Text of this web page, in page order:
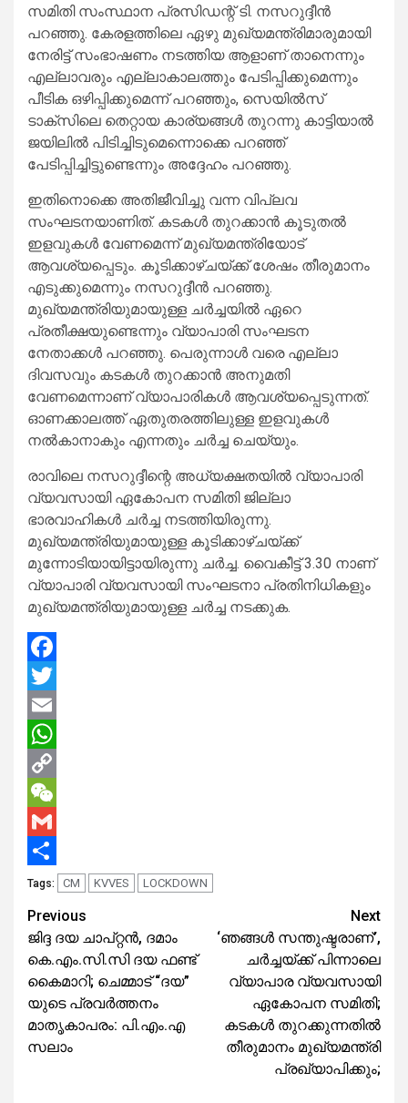
സമിതി സംസ്ഥാന പ്രസിഡന്റ് ടി. നസറുദ്ദീന്‍
പറഞ്ഞു. കേരളത്തിലെ ഏഴു മുഖ്യമന്ത്രിമാരുമായി
നേരിട്ട് സംഭാഷണം നടത്തിയ ആളാണ് താനെന്നും
എല്ലാവരും എല്ലാകാലത്തും പേടിപ്പിക്കുമെന്നും
പീടിക ഒഴിപ്പിക്കുമെന്ന് പറഞ്ഞും, സെയില്‍സ്
ടാക്സിലെ തെറ്റായ കാര്യങ്ങള്‍ തുറന്നു കാട്ടിയാല്‍
ജയിലില്‍ പിടിച്ചിടുമെന്നൊക്കെ പറഞ്ഞ്
പേടിപ്പിച്ചിട്ടുണ്ടെന്നും അദ്ദേഹം പറഞ്ഞു.
ഇതിനൊക്കെ അതിജീവിച്ചു വന്ന വിപ്ലവ
സംഘടനയാണിത്. കടകള്‍ തുറക്കാന്‍ കൂടുതല്‍
ഇളവുകള്‍ വേണമെന്ന് മുഖ്യമന്ത്രിയോട്
ആവശ്യപ്പെടും. കൂടിക്കാഴ്ചയ്ക്ക് ശേഷം തീരുമാനം
എടുക്കുമെന്നും നസറുദ്ദീന്‍ പറഞ്ഞു.
മുഖ്യമന്ത്രിയുമായുള്ള ചര്‍ച്ചയില്‍ ഏറെ
പ്രതീക്ഷയുണ്ടെന്നും വ്യാപാരി സംഘടന
നേതാക്കള്‍ പറഞ്ഞു. പെരുന്നാള്‍ വരെ എല്ലാ
ദിവസവും കടകള്‍ തുറക്കാന്‍ അനുമതി
വേണമെന്നാണ് വ്യാപാരികള്‍ ആവശ്യപ്പെടുന്നത്.
ഓണക്കാലത്ത് ഏതുതരത്തിലുള്ള ഇളവുകള്‍
നല്‍കാനാകും എന്നതും ചര്‍ച്ച ചെയ്യും.
രാവിലെ നസറുദ്ദീന്റെ അധ്യക്ഷതയില്‍ വ്യാപാരി
വ്യവസായി ഏകോപന സമിതി ജില്ലാ
ഭാരവാഹികള്‍ ചര്‍ച്ച നടത്തിയിരുന്നു.
മുഖ്യമന്ത്രിയുമായുള്ള കൂടിക്കാഴ്ചയ്ക്ക്
മുന്നോടിയായിട്ടായിരുന്നു ചര്‍ച്ച. വൈകീട്ട് 3.30 നാണ്
വ്യാപാരി വ്യവസായി സംഘടനാ പ്രതിനിധികളും
മുഖ്യമന്ത്രിയുമായുള്ള ചര്‍ച്ച നടക്കുക.
Facebook
Twitter
Email
WhatsApp
Copy
Link
WeChat
Gmail
Share
Tags: CM KVVES LOCKDOWN
Continue
Reading
Previous
ജിദ്ദ ദയ ചാപ്റ്റന്‍, ദമാം
കെ.എം.സി.സി ദയ ഫണ്ട്
കൈമാറി; ചെമ്മാട് “ദയ”
യുടെ പ്രവര്‍ത്തനം
മാതൃകാപരം: പി.എം.എ
സലാം
Next
‘ഞങ്ങള്‍ സന്തുഷ്ടരാണ്’,
ചര്‍ച്ചയ്ക്ക് പിന്നാലെ
വ്യാപാര വ്യവസായി
ഏകോപന സമിതി;
കടകള്‍ തുറക്കുന്നതില്‍
തീരുമാനം മുഖ്യമന്ത്രി
പ്രഖ്യാപിക്കും;